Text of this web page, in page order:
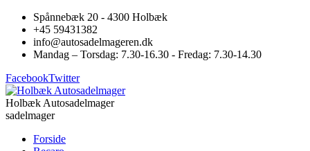
Spånnebæk 20 - 4300 Holbæk
+45 59431382
info@autosadelmageren.dk
Mandag – Torsdag: 7.30-16.30 - Fredag: 7.30-14.30
FacebookTwitter
Holbæk Autosadelmager
sadelmager
Forside